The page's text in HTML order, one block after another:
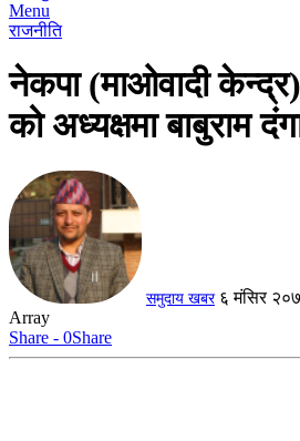
Menu
राजनीति
नेकपा (माओवादी
को अध्यक्षमा बाबुराम
समुदाय खबर ६ मंसिर
Array
Share - 0Share